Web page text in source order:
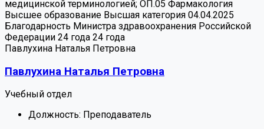
медицинской терминологией; ОП.05 Фармакология
Высшее образование Высшая категория 04.04.2025
Благодарность Министра здравоохранения Российской
Федерации 24 года 24 года
Павлухина Наталья Петровна
Павлухина Наталья Петровна
Учебный отдел
Должность: Преподаватель